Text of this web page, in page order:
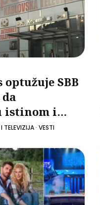
SBB
istinom i
u
TELEVIZIJA· VESTI